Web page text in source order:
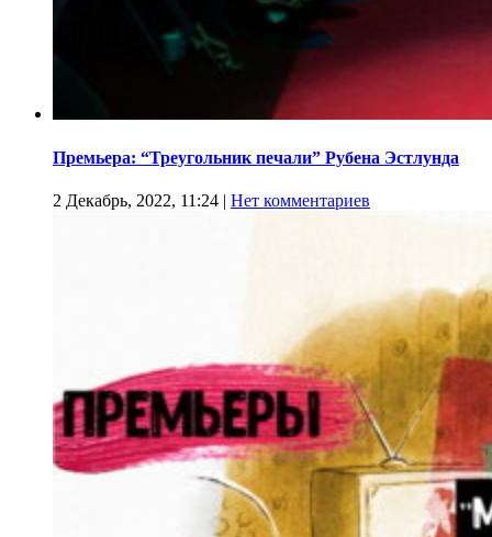
Премьера: “Треугольник печали” Рубена Эстлунда
2 Декабрь, 2022, 11:24 | Нет комментариев